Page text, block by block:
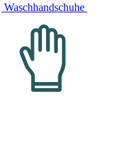
Waschhandschuhe